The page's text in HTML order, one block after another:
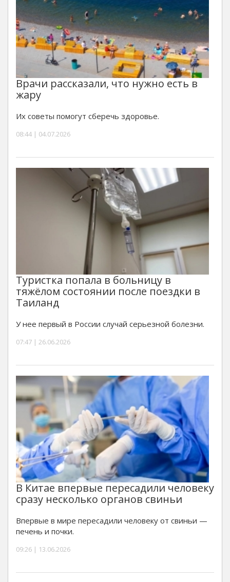
Врачи рассказали, что нужно есть в
жару
Их советы помогут сберечь здоровье.
08:44 | 04.07.2026
Туристка попала в больницу в
тяжёлом состоянии после поездки в
Таиланд
У нее первый в России случай серьезной болезни.
07:47 | 26.06.2026
В Китае впервые пересадили человеку
сразу несколько органов свиньи
Впервые в мире пересадили человеку от свиньи —
печень и почки.
09:26 | 13.06.2026